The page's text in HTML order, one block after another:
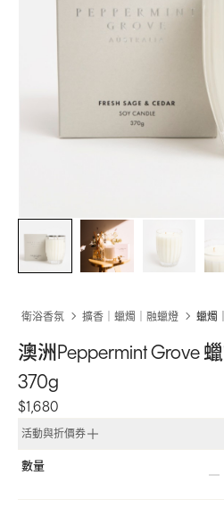
衛浴香氛 擴香｜蠟燭｜融蠟燈 蠟燭
澳洲Peppermint Grove
370g
$1,680
活動與折價券
數量